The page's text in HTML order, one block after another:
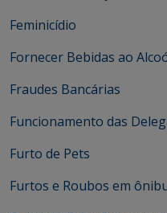
Feminicídio
Fornecer Bebidas ao
Fraudes Bancárias
Funcionamento das
Furto de Pets
Furtos e Roubos em